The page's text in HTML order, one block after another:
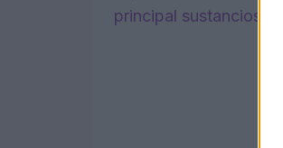
principal sustancioso,